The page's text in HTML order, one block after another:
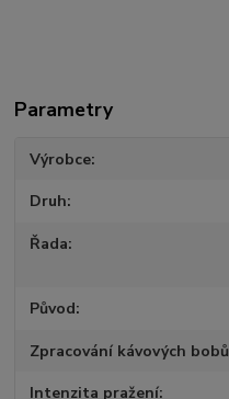
Parametry
Výrobce
Druh
Řada
Původ
Zpracování kávových bobů
Intenzita pražení